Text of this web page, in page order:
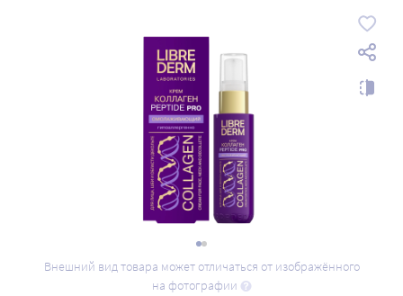
Внешний вид товара может отличаться от изображённого
на фотографии